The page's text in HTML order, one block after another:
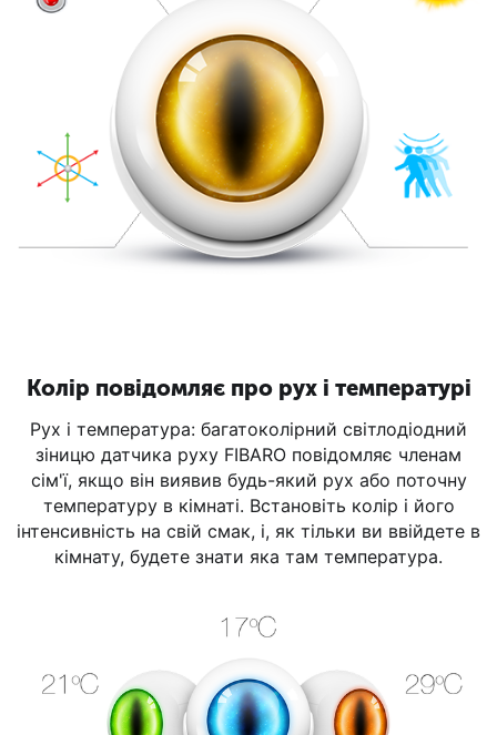
Колір повідомляє про рух і температурі
Рух і температура: багатоколірний світлодіодний
зіницю датчика руху FIBARO повідомляє членам
сім'ї, якщо він виявив будь-який рух або поточну
температуру в кімнаті. Встановіть колір і його
інтенсивність на свій смак, і, як тільки ви ввійдете в
кімнату, будете знати яка там температура.